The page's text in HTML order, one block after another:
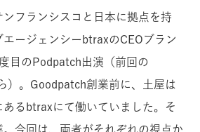
フランシスコと日本に拠点を持
ージェンシーbtraxのCEOブラン
目のPodpatch出演（前回の
）。Goodpatch創業前に、土屋は
るbtraxにて働いていました。そ
今回は、両者がそれぞれの視点か